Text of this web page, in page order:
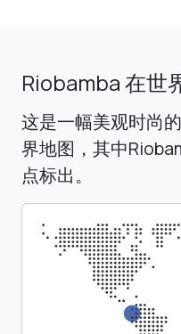
Riobamba 在世
这是一幅美观时尚
界地图，其中
点标出。